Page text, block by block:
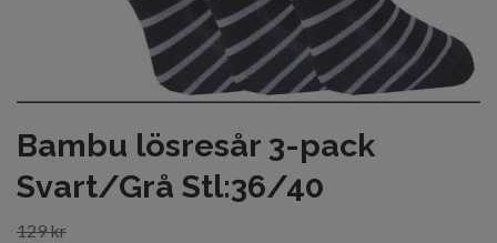
Bambu lösresår 3-pack
Svart/Grå Stl:36/40
129 kr